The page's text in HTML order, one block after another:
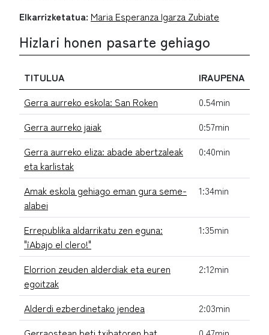
Elkarrizketatua: Maria Esperanza Igarza Zubiate
Hizlari honen pasarte gehiago
TITULUA
IRAUPENA
Gerra aurreko eskola: San Roken
0.54min
Gerra aurreko jaiak
0:57min
Gerra aurreko eliza: abade abertzaleak
eta karlistak
0:40min
Amak eskola gehiago eman gura seme-
alabei
1:34min
Errepublika aldarrikatu zen eguna:
"¡Abajo el clero!"
1:35min
Elorrion zeuden alderdiak eta euren
egoitzak
2:12min
Alderdi ezberdinetako jendea
2:03min